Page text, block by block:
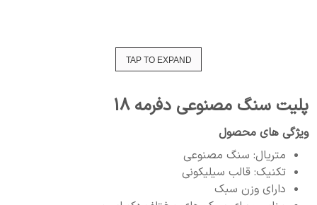
TAP TO EXPAND
پلیت سنگ مصنوعی دفرمه 18
ویژگی های محصول
متریال: سنگ مصنوعی
تکنیک: قالب سیلیکونی
دارای وزن سبک